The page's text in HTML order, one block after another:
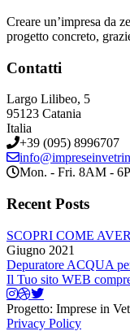
Creare un’impresa da
progetto concreto,
Contatti
Largo Lilibeo, 5
95123 Catania
Italia
+39 (095) 8996707
Mon. - Fri. 8AM -
Recent Posts
SCOPRI COME
Giugno 2021
Depuratore ACQUA
Il Tuo sito WEB
Progetto: Imprese in
Privacy Policy